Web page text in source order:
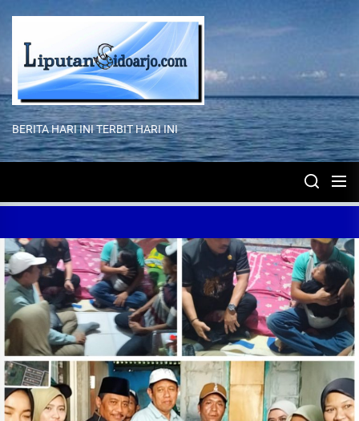
content
BERITA HARI INI TERBIT HARI INI